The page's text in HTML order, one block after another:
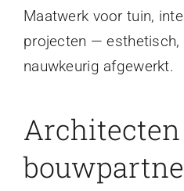
Maatwerk voor tuin,
projecten — esthetisch,
nauwkeurig afgewerkt.
Architecten